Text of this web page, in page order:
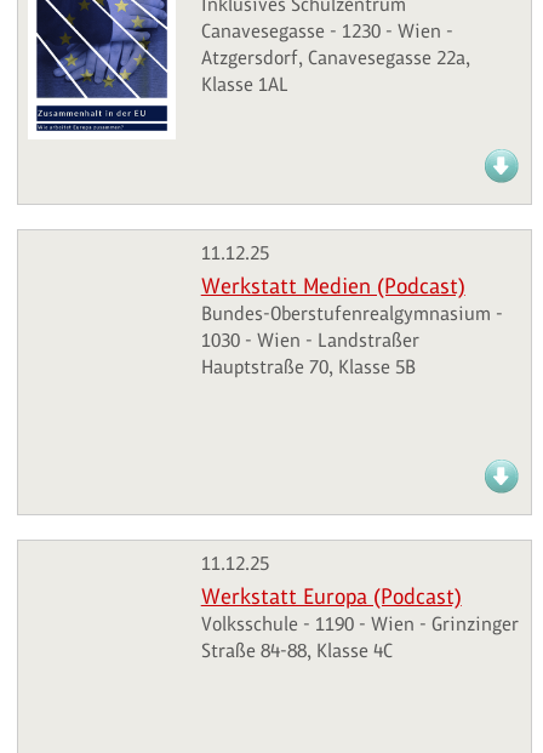
Canavesegasse - 1230 - Wien -
Atzgersdorf, Canavesegasse 22a,
Klasse 1AL
11.12.25
Werkstatt Medien (Podcast)
Bundes-Oberstufenrealgymnasium -
1030 - Wien - Landstraßer
Hauptstraße 70, Klasse 5B
11.12.25
Werkstatt Europa (Podcast)
Volksschule - 1190 - Wien - Grinzinger
Straße 84-88, Klasse 4C